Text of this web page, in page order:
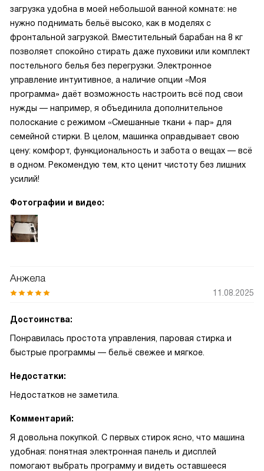
загрузка удобна в моей небольшой ванной комнате: не
нужно поднимать бельё высоко, как в моделях с
фронтальной загрузкой. Вместительный барабан на 8 кг
позволяет спокойно стирать даже пуховики или комплект
постельного белья без перегрузки. Электронное
управление интуитивное, а наличие опции «Моя
программа» даёт возможность настроить всё под свои
нужды — например, я объединила дополнительное
полоскание с режимом «Смешанные ткани + пар» для
семейной стирки. В целом, машинка оправдывает свою
цену: комфорт, функциональность и забота о вещах — всё
в одном. Рекомендую тем, кто ценит чистоту без лишних
усилий!
Фотографии и видео:
Анжела
11.08.2025
Достоинства:
Понравилась простота управления, паровая стирка и
быстрые программы — бельё свежее и мягкое.
Недостатки:
Недостатков не заметила.
Комментарий:
Я довольна покупкой. С первых стирок ясно, что машина
удобная: понятная электронная панель и дисплей
помогают выбрать программу и видеть оставшееся